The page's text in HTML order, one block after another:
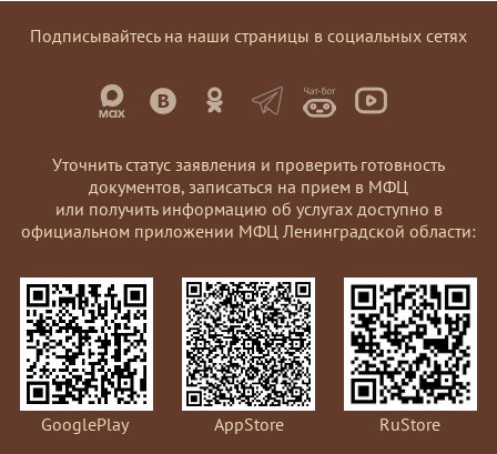
Подписывайтесь на наши страницы в социальных сетях
Уточнить статус заявления и проверить готовность
документов, записаться на прием в МФЦ
или получить информацию об услугах доступно в
официальном приложении МФЦ Ленинградской области:
GooglePlay AppStore
RuStore